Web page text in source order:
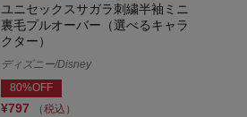
ユニセックスサガラ刺繍半袖ミニ
裏毛プルオーバー（選べるキャラ
クター）
ディズニー/Disney
80%OFF
¥797
（税込）